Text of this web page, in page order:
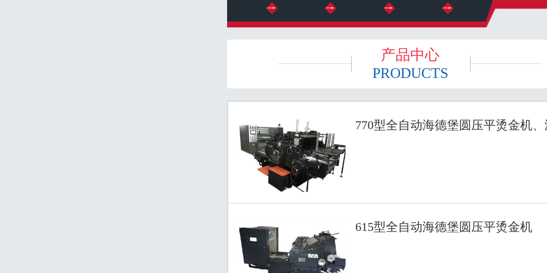
产品中心
PRODUCTS
770型全自动海德堡圆压平烫金机、
615型全自动海德堡圆压平烫金机